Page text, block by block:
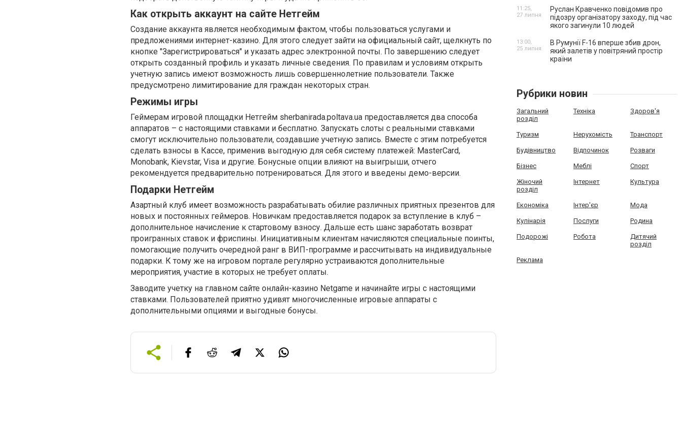
Как открыть аккаунт на сайте Нетгейм
Создание аккаунта является необходимым фактом, чтобы пользоваться услугами и
предложениями интернет-казино. Для этого следует зайти на официальный сайт, щелкнуть по
кнопке "Зарегистрироваться" и указать адрес электронной почты. По завершению следует
открыть созданный профиль и указать личные сведения. По правилам и условиям открыть
учетную запись имеют возможность лишь совершеннолетние пользователи. Также
предусмотрено лимитирование для граждан некоторых стран.
Режимы игры
Геймерам игровой площадки Нетгейм sherbanirada.poltava.ua предоставляется два способа
аппаратов – с настоящими ставками и бесплатно. Запускать слоты с реальными ставками
смогут исключительно пользователи, создавшие учетную запись. Вместе с этим потребуется
сделать взносы в Кассе, применив выгодную для себя систему платежей: MasterCard,
Monobank, Kievstar, Visa и другие. Бонусные опции влияют на выигрыши, отчего
рекомендуется предварительно потренироваться. Для этого и введены демо-версии.
Подарки Нетгейм
Азартный клуб имеет возможность разрабатывать обилие различных приятных презентов для
новых и постоянных геймеров. Новичкам предоставляется подарок за вступление в клуб –
дополнительное начисление к стартовому взносу. Дальше есть шанс заработать возврат
проигранных ставок и фриспины. Инициативным клиентам начисляются специальные поинты,
помогающие получить очередной ранг в ВИП-программе и рассчитывать на индивидуальные
подарки. К тому же на игровом портале регулярно устраиваются дополнительные
мероприятия, участие в которых не требует оплаты.
Заводите учетку на главном сайте онлайн-казино Netgame и начинайте игры с настоящими
ставками. Пользователей приятно удивят многочисленные игровые аппараты с
дополнительными опциями и выгодные бонусы.
Руслан Кравченко повідомив про
підозру організатору заходу, під час
якого загинули 10 людей
11:25,
27 липня
В Румунії F-16 вперше збив дрон,
який залетів у повітряний простір
країни
13:00,
25 липня
Рубрики новин
Загальний
розділ
Техніка Здоров'я
Туризм Нерухомість Транспорт
Будівництво Відпочинок Розваги
Бізнес Меблі Спорт
Жіночий
розділ
Інтернет Культура
Економіка Інтер'єр Мода
Кулінарія Послуги Родина
Подорожі Робота
Дитячий
розділ
Реклама